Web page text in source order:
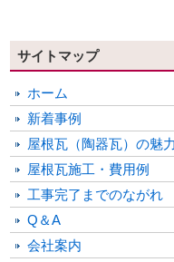
サイトマップ
ホーム
新着事例
屋根瓦（陶器瓦）の魅力
屋根瓦施工・費用例
工事完了までのながれ
Q＆A
会社案内